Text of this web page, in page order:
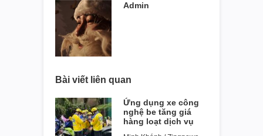
Admin
Bài viết liên quan
Ứng dụng xe công
nghệ be tăng giá
hàng loạt dịch vụ